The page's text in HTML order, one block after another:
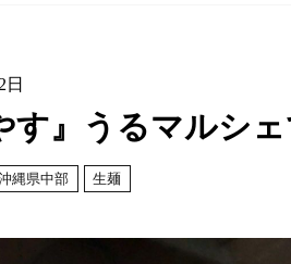
日
す』うるマルシ
縄県中部 生麺